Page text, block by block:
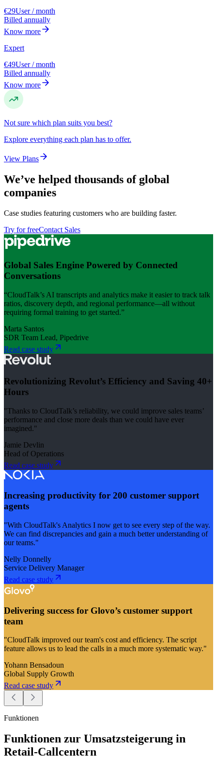
€29User / month
Billed annually
Know more
Expert
€49User / month
Billed annually
Know more
Not sure which plan suits you best?
Explore everything each plan has to offer.
View Plans
We’ve helped thousands of global
companies
Case studies featuring customers who are building faster.
Try for freeContact Sales
Global Sales Engine Powered by Connected
Conversations
“CloudTalk’s AI transcripts and analytics make it easier to track talk
ratios, discovery depth, and regional performance—all without
requiring formal training to get started.”
Marta Santos
SDR Team Lead, Pipedrive
Read case study
Revolutionizing Revolut’s Efficiency and Saving 40+
Hours
"Thanks to CloudTalk’s reliability, we could improve sales teams’
performance and close more deals than we could have ever
imagined."
Jamie Devlin
Head of Operations
Read case study
Increasing productivity for 200 customer support
agents
"With CloudTalk's Analytics I now get to see every step of the way.
We can find discrepancies and gain a much better understanding of
our teams."
Nelly Donnelly
Service Delivery Manager
Read case study
Delivering success for Glovo’s customer support
team
"CloudTalk improved our team's cost and efficiency. The script
feature allows us to lead the calls in a much more systematic way."
Yohann Bensadoun
Global Supply Growth
Read case study
Funktionen
Funktionen zur Umsatzsteigerung in
Retail-Callcentern